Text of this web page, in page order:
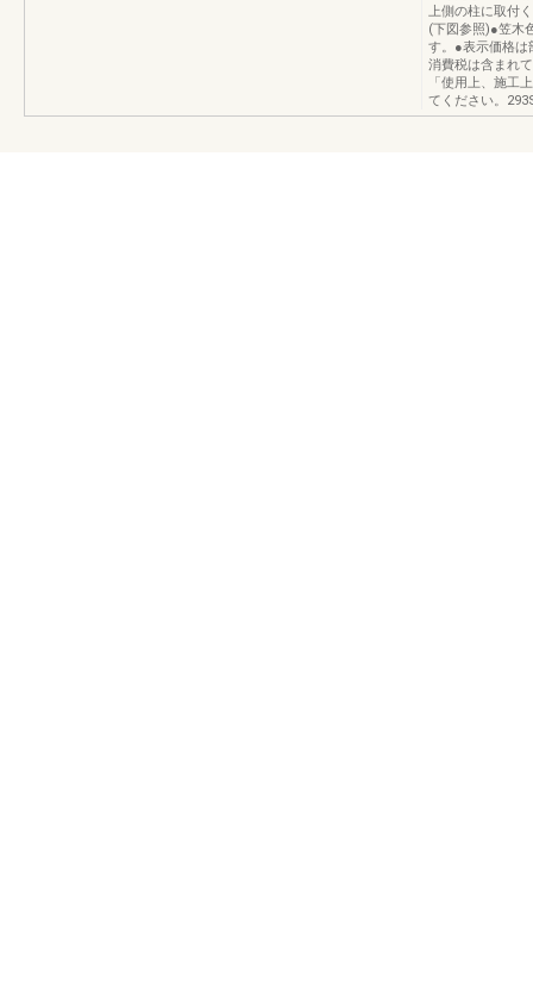
上側の柱に取付
(下図参照)●笠木
す。●表示価格は
消費税は含まれ
「使用上、施工
てください。